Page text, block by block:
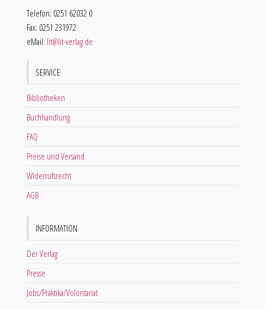
Telefon: 0251 62032 0
Fax: 0251 231972
eMail: lit@lit-verlag.de
SERVICE
Bibliotheken
Buchhandlung
FAQ
Preise und Versand
Widerrufsrecht
AGB
INFORMATION
Der Verlag
Presse
Jobs/Praktika/Volontariat